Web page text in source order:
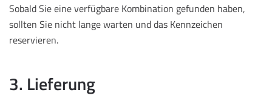
Sobald Sie eine verfügbare Kombination gefunden haben,
sollten Sie nicht lange warten und das Kennzeichen
reservieren.
3. Lieferung